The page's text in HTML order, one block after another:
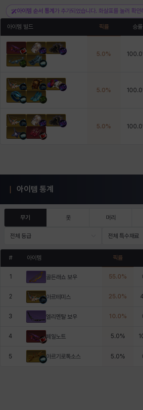
아이템 순서 통계 가 추가되었습니다. 화살표를 눌러 확인
아이템 빌드 픽률 승률
5.0% 100.0
5.0% 100.0
5.0% 100.0
아이템 통계
무기 옷 머리
전체 등급 전체 특수재료
# 아이템 픽률
1 골든래쇼 보우 55.0%
2 아르테미스 25.0%
3 엘리멘탈 보우 10.0%
4 페일노트 5.0%
5 아르기로톡소스 5.0%